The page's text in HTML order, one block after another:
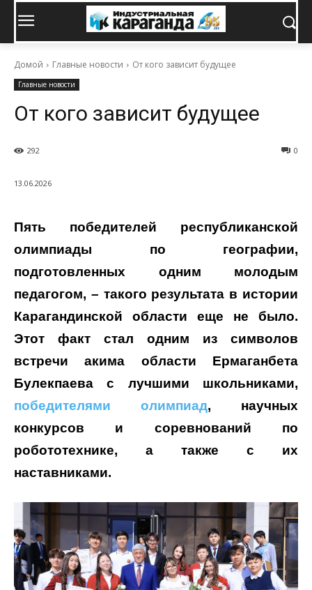
Домой Главные новости От кого зависит будущее
Главные новости
От кого зависит будущее
0
292
13.06.2026
Пять победителей республиканской
олимпиады по географии,
подготовленных одним молодым
педагогом, – такого результата в истории
Карагандинской области еще не было.
Этот факт стал одним из символов
встречи акима области Ермаганбета
Булекпаева с лучшими школьниками,
победителями олимпиад, научных
конкурсов и соревнований по
робототехнике, а также с их
наставниками.